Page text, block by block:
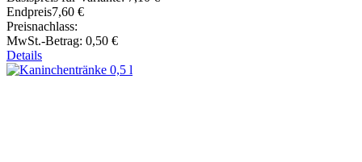
Endpreis7,60 €
Preisnachlass:
MwSt.-Betrag: 0,50 €
Details